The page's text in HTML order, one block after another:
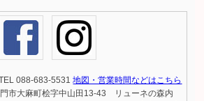
088-683-5531地図・営業時間などはこちら
市大麻町桧字中山田13-43 リューネの森内